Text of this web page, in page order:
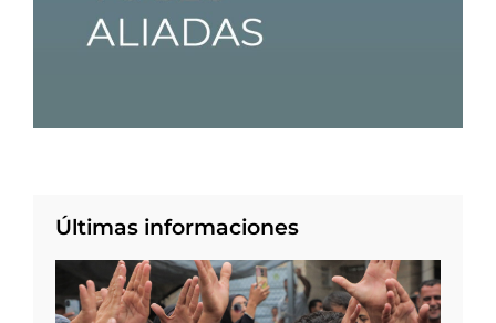
Últimas informaciones